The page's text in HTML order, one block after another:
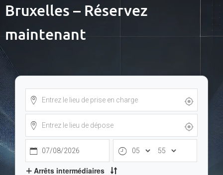
Bruxelles – Réservez
maintenant